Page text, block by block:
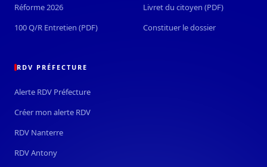
Réforme 2026
100 Q/R Entretien (PDF)
Livret du citoyen (PDF)
Constituer le dossier
RDV PRÉFECTURE
Alerte RDV Préfecture
Créer mon alerte RDV
RDV Nanterre
RDV Antony